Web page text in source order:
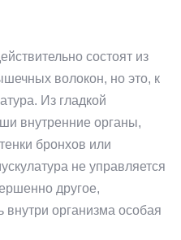
состоят из
волокон, но это, к
Из гладкой
внутренние органы,
бронхов или
не управляется
другое,
внутри организма особая